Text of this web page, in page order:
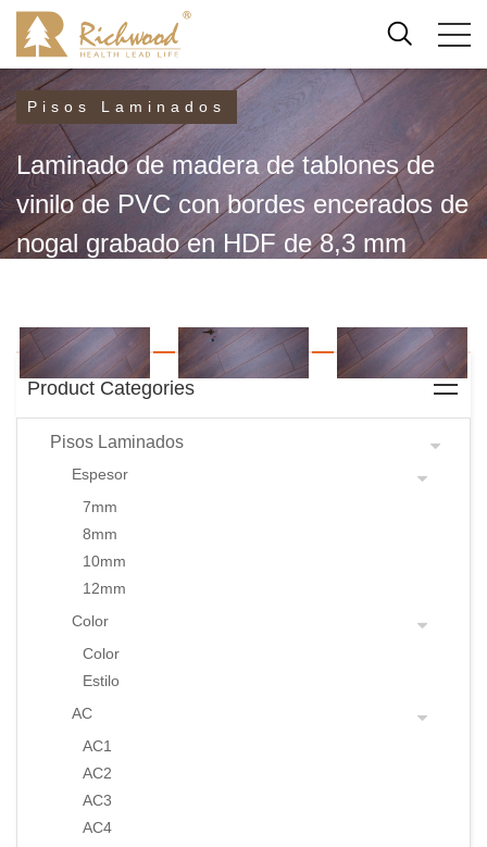
Pisos Laminados
Laminado de madera de tablones de
vinilo de PVC con bordes encerados de
nogal grabado en HDF de 8,3 mm
Product Categories
Pisos Laminados
Espesor
7mm
8mm
10mm
12mm
Color
Color
Estilo
AC
AC1
AC2
AC3
AC4